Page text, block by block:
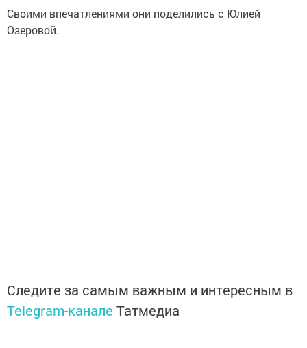
Своими впечатлениями они поделились с Юлией
Озеровой.
Следите за самым важным и интересным в
Telegram-канале Татмедиа